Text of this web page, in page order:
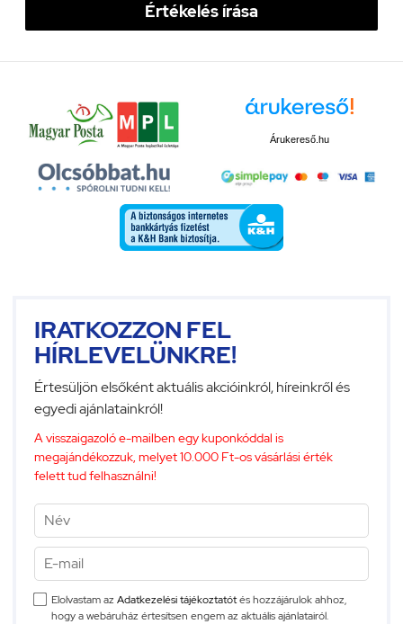
Értékelés írása
Árukereső.hu
IRATKOZZON FEL
HÍRLEVELÜNKRE!
Értesüljön elsőként aktuális akcióinkról, híreinkről és
egyedi ajánlatainkról!
A visszaigazoló e-mailben egy kuponkóddal is
megajándékozzuk, melyet 10.000 Ft-os vásárlási érték
felett tud felhasználni!
Elolvastam az Adatkezelési tájékoztatótés hozzájárulok ahhoz,
hogy a webáruház értesítsen engem az aktuális ajánlatairól.